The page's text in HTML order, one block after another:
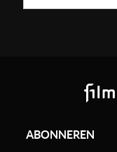
ABONNEREN